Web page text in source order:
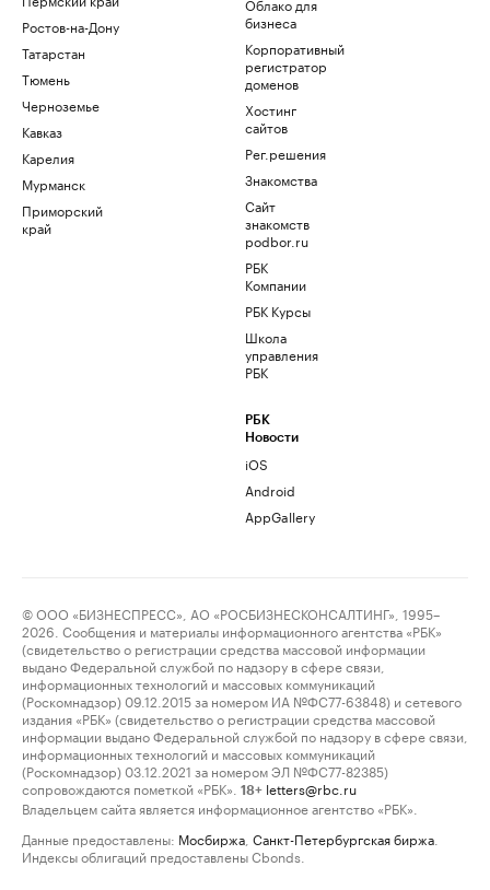
Ростов-на-Дону
Татарстан
Тюмень
Черноземье
Кавказ
Карелия
Мурманск
Приморский
край
Облако для
бизнеса
Корпоративный
регистратор
доменов
Хостинг
сайтов
Рег.решения
Знакомства
Сайт
знакомств
podbor.ru
РБК
Компании
РБК Курсы
Школа
управления
РБК
РБК
Новости
iOS
Android
AppGallery
© ООО «БИЗНЕСПРЕСС», АО «РОСБИЗНЕСКОНСАЛТИНГ», 1995–
2026. Сообщения и материалы информационного агентства «РБК»
(свидетельство о регистрации средства массовой информации
выдано Федеральной службой по надзору в сфере связи,
информационных технологий и массовых коммуникаций
(Роскомнадзор) 09.12.2015 за номером ИА №ФС77-63848) и сетевого
издания «РБК» (свидетельство о регистрации средства массовой
информации выдано Федеральной службой по надзору в сфере связи,
информационных технологий и массовых коммуникаций
(Роскомнадзор) 03.12.2021 за номером ЭЛ №ФС77-82385)
сопровождаются пометкой «РБК».
18+ letters@rbc.ru
Владельцем сайта является информационное агентство «РБК».
Данные предоставлены: Мосбиржа Санкт-Петербургская биржа
Индексы облигаций предоставлены Cbonds.